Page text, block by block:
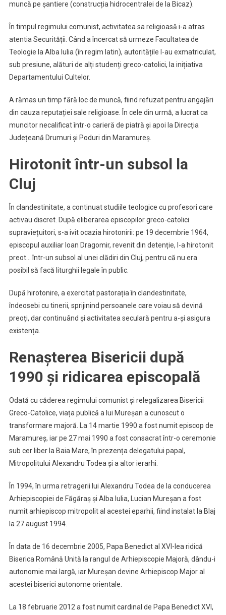
muncă pe șantiere (construcția hidrocentralei de la Bicaz).
În timpul regimului comunist, activitatea sa religioasă i-a atras
atentia Securității. Când a încercat să urmeze Facultatea de
Teologie la Alba Iulia (în regim latin), autoritățile l-au exmatriculat,
sub presiune, alături de alți studenți greco-catolici, la inițiativa
Departamentului Cultelor.
A rămas un timp fără loc de muncă, fiind refuzat pentru angajări
din cauza reputației sale religioase. În cele din urmă, a lucrat ca
muncitor necalificat într-o carieră de piatră și apoi la Direcția
Județeană Drumuri și Poduri din Maramureș.
Hirotonit într-un subsol la
Cluj
În clandestinitate, a continuat studiile teologice cu profesori care
activau discret. După eliberarea episcopilor greco-catolici
supraviețuitori, s-a ivit ocazia hirotonirii: pe 19 decembrie 1964,
episcopul auxiliar Ioan Dragomir, revenit din detenție, l-a hirotonit
preot… într-un subsol al unei clădiri din Cluj, pentru că nu era
posibil să facă liturghii legale în public.
După hirotonire, a exercitat pastorația în clandestinitate,
îndeosebi cu tinerii, sprijinind persoanele care voiau să devină
preoți, dar continuând și activitatea seculară pentru a-și asigura
existența.
Renașterea Bisericii după
1990 și ridicarea episcopală
Odată cu căderea regimului comunist și relegalizarea Bisericii
Greco-Catolice, viața publică a lui Mureșan a cunoscut o
transformare majoră. La 14 martie 1990 a fost numit episcop de
Maramureș, iar pe 27 mai 1990 a fost consacrat într-o ceremonie
sub cer liber la Baia Mare, în prezența delegatului papal,
Mitropolitului Alexandru Todea și a altor ierarhi.
În 1994, în urma retragerii lui Alexandru Todea de la conducerea
Arhiepiscopiei de Făgăraș și Alba Iulia, Lucian Mureșan a fost
numit arhiepiscop mitropolit al acestei eparhii, fiind instalat la Blaj
la 27 august 1994.
În data de 16 decembrie 2005, Papa Benedict al XVI-lea ridică
Biserica Română Unită la rangul de Arhiepiscopie Majoră, dându-i
autonomie mai largă, iar Mureșan devine Arhiepiscop Major al
acestei biserici autonome orientale.
La 18 februarie 2012 a fost numit cardinal de Papa Benedict XVI,